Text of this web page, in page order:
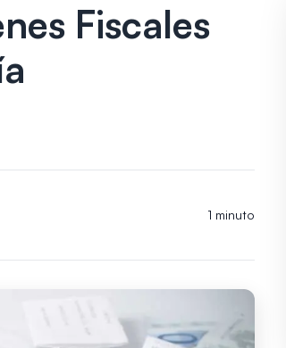
Fiscales
1 minuto